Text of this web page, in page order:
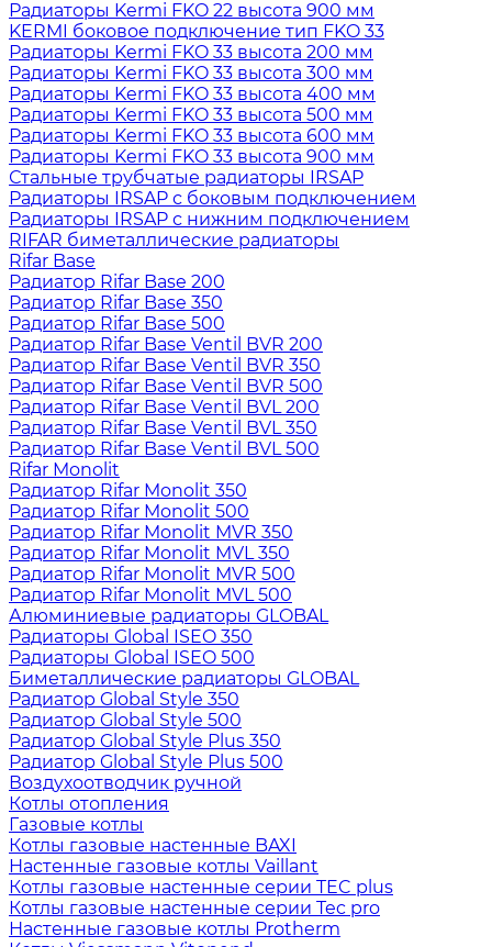
Радиаторы Kermi FKO 22 высота 900 мм
KERMI боковое подключение тип FKO 33
Радиаторы Kermi FKO 33 высота 200 мм
Радиаторы Kermi FKO 33 высота 300 мм
Радиаторы Kermi FKO 33 высота 400 мм
Радиаторы Kermi FKO 33 высота 500 мм
Радиаторы Kermi FKO 33 высота 600 мм
Радиаторы Kermi FKO 33 высота 900 мм
Стальные трубчатые радиаторы IRSAP
Радиаторы IRSAP с боковым подключением
Радиаторы IRSAP с нижним подключением
RIFAR биметаллические радиаторы
Rifar Base
Радиатор Rifar Base 200
Радиатор Rifar Base 350
Радиатор Rifar Base 500
Радиатор Rifar Base Ventil BVR 200
Радиатор Rifar Base Ventil BVR 350
Радиатор Rifar Base Ventil BVR 500
Радиатор Rifar Base Ventil BVL 200
Радиатор Rifar Base Ventil BVL 350
Радиатор Rifar Base Ventil BVL 500
Rifar Monolit
Радиатор Rifar Monolit 350
Радиатор Rifar Monolit 500
Радиатор Rifar Monolit MVR 350
Радиатор Rifar Monolit MVL 350
Радиатор Rifar Monolit MVR 500
Радиатор Rifar Monolit MVL 500
Алюминиевые радиаторы GLOBAL
Радиаторы Global ISEO 350
Радиаторы Global ISEO 500
Биметаллические радиаторы GLOBAL
Радиатор Global Style 350
Радиатор Global Style 500
Радиатор Global Style Plus 350
Радиатор Global Style Plus 500
Воздухоотводчик ручной
Котлы отопления
Газовые котлы
Котлы газовые настенные BAXI
Настенные газовые котлы Vaillant
Котлы газовые настенные серии TEC plus
Котлы газовые настенные серии Tec pro
Настенные газовые котлы Protherm